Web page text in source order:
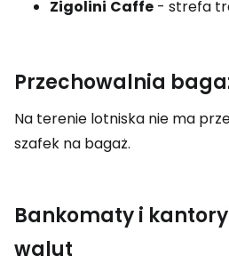
Zigolini Caffe - strefa
Przechowalnia
Na terenie lotniska nie ma
szafek na bagaż.
Bankomaty i
walut